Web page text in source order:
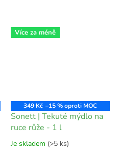
Více za méně
349 Kč –15 %
Sonett | Tekuté mýdlo na
ruce růže - 1 l
Je skladem (>5 ks)